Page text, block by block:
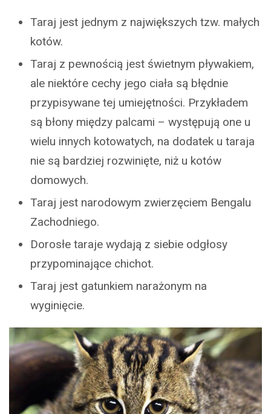
Taraj jest jednym z największych tzw. małych
kotów.
Taraj z pewnością jest świetnym pływakiem,
ale niektóre cechy jego ciała są błędnie
przypisywane tej umiejętności. Przykładem
są błony między palcami – występują one u
wielu innych kotowatych, na dodatek u taraja
nie są bardziej rozwinięte, niż u kotów
domowych.
Taraj jest narodowym zwierzęciem Bengalu
Zachodniego.
Dorosłe taraje wydają z siebie odgłosy
przypominające chichot.
Taraj jest gatunkiem narażonym na
wyginięcie.